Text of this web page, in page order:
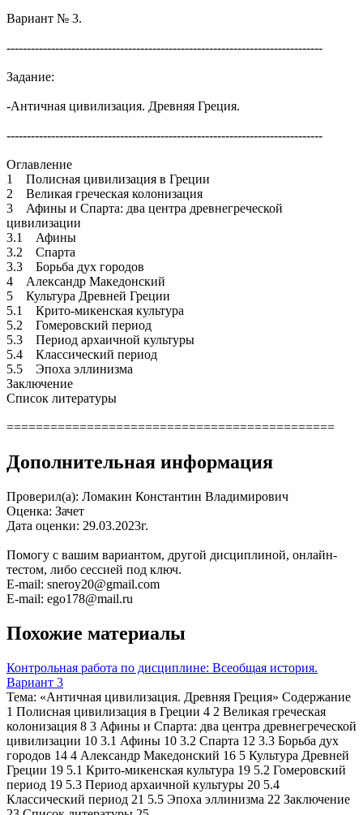
Вариант № 3.
------------------------------------------------------------------------------
Задание:
-Античная цивилизация. Древняя Греция.
------------------------------------------------------------------------------
Оглавление
1 Полисная цивилизация в Греции
2 Великая греческая колонизация
3 Афины и Спарта: два центра древнегреческой
цивилизации
3.1 Афины
3.2 Спарта
3.3 Борьба дух городов
4 Александр Македонский
5 Культура Древней Греции
5.1 Крито-микенская культура
5.2 Гомеровский период
5.3 Период архаичной культуры
5.4 Классический период
5.5 Эпоха эллинизма
Заключение
Список литературы
=============================================
Дополнительная информация
Проверил(а): Ломакин Константин Владимирович
Оценка: Зачет
Дата оценки: 29.03.2023г.
Помогу с вашим вариантом, другой дисциплиной, онлайн-
тестом, либо сессией под ключ.
E-mail: sneroy20@gmail.com
E-mail: ego178@mail.ru
Похожие материалы
Контрольная работа по дисциплине: Всеобщая история.
Вариант 3
Тема: «Античная цивилизация. Древняя Греция» Содержание
1 Полисная цивилизация в Греции 4 2 Великая греческая
колонизация 8 3 Афины и Спарта: два центра древнегреческой
цивилизации 10 3.1 Афины 10 3.2 Спарта 12 3.3 Борьба дух
городов 14 4 Александр Македонский 16 5 Культура Древней
Греции 19 5.1 Крито-микенская культура 19 5.2 Гомеровский
период 19 5.3 Период архаичной культуры 20 5.4
Классический период 21 5.5 Эпоха эллинизма 22 Заключение